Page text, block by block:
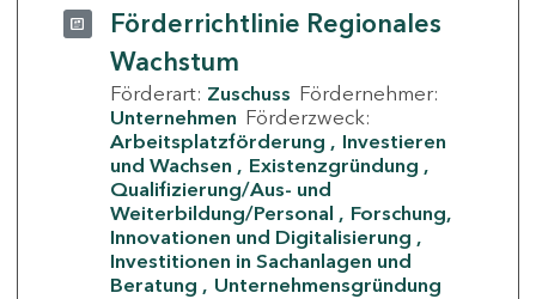
Förderrichtlinie Regionales
Wachstum
Förderart: Zuschuss Fördernehmer:
Unternehmen Förderzweck:
Arbeitsplatzförderung
Investieren
und Wachsen
Existenzgründung
Qualifizierung/Aus- und
Weiterbildung/Personal
Forschung,
Innovationen und Digitalisierung
Investitionen in Sachanlagen und
Beratung
Unternehmensgründung